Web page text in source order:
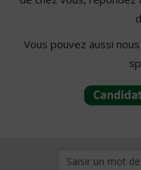
Vous pouvez aussi